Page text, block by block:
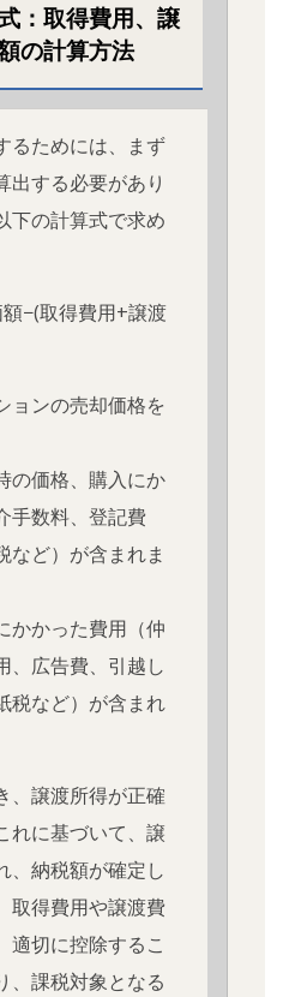
：取得費用、譲
の計算方法
るためには、まず
出する必要があり
下の計算式で求め
−(取得費用+譲渡
ョンの売却価格を
の価格、購入にか
手数料、登記費
など）が含まれま
かかった費用（仲
、広告費、引越し
税など）が含まれ
、譲渡所得が正確
れに基づいて、譲
、納税額が確定し
取得費用や譲渡費
適切に控除するこ
、課税対象となる